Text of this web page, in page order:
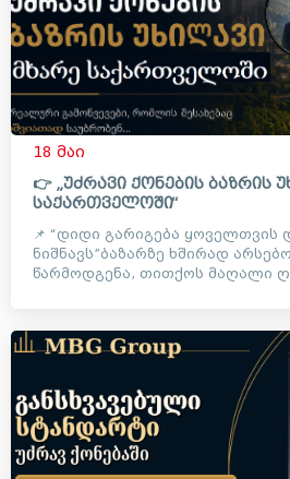
18 მაი
👉 „უძრავი ქონების ბაზრის
საქართველოში“
📌 “დიდი გარიგება ყოველთვის
ნიშნავს”ბაზარზე ხშირად
წარმოდგენა, თითქოს მაღალი